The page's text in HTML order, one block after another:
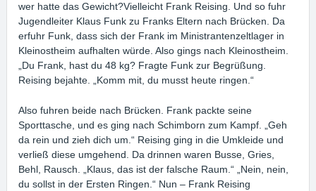
wer hatte das Gewicht?Vielleicht Frank Reising. Und so fuhr
Jugendleiter Klaus Funk zu Franks Eltern nach Brücken. Da
erfuhr Funk, dass sich der Frank im Ministrantenzeltlager in
Kleinostheim aufhalten würde. Also gings nach Kleinostheim.
„Du Frank, hast du 48 kg? Fragte Funk zur Begrüßung.
Reising bejahte. „Komm mit, du musst heute ringen.“
Also fuhren beide nach Brücken. Frank packte seine
Sporttasche, und es ging nach Schimborn zum Kampf. „Geh
da rein und zieh dich um.“ Reising ging in die Umkleide und
verließ diese umgehend. Da drinnen waren Busse, Gries,
Behl, Rausch. „Klaus, das ist der falsche Raum.“ „Nein, nein,
du sollst in der Ersten Ringen.“ Nun – Frank Reising